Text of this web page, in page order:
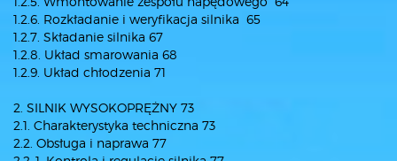
1.2.6. Rozkładanie i weryfikacja silnika 65
1.2.7. Składanie silnika 67
1.2.8. Układ smarowania 68
1.2.9. Układ chłodzenia 71
2. SILNIK WYSOKOPRĘŻNY 73
2.1. Charakterystyka techniczna 73
2.2. Obsługa i naprawa 77